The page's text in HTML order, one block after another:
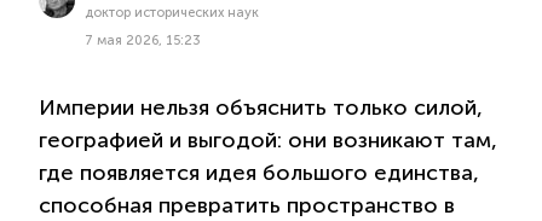
доктор исторических наук
7 мая 2026, 15:23
Империи нельзя объяснить только силой,
географией и выгодой: они возникают там,
где появляется идея большого единства,
способная превратить пространство в